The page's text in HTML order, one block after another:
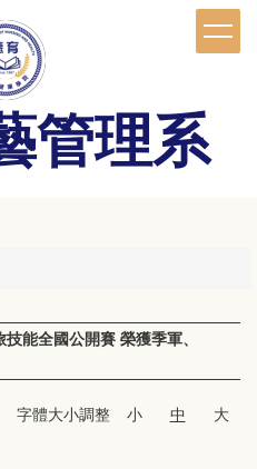
管理系
能全國公開賽 榮獲季軍、
字體大小調整 小 中 大